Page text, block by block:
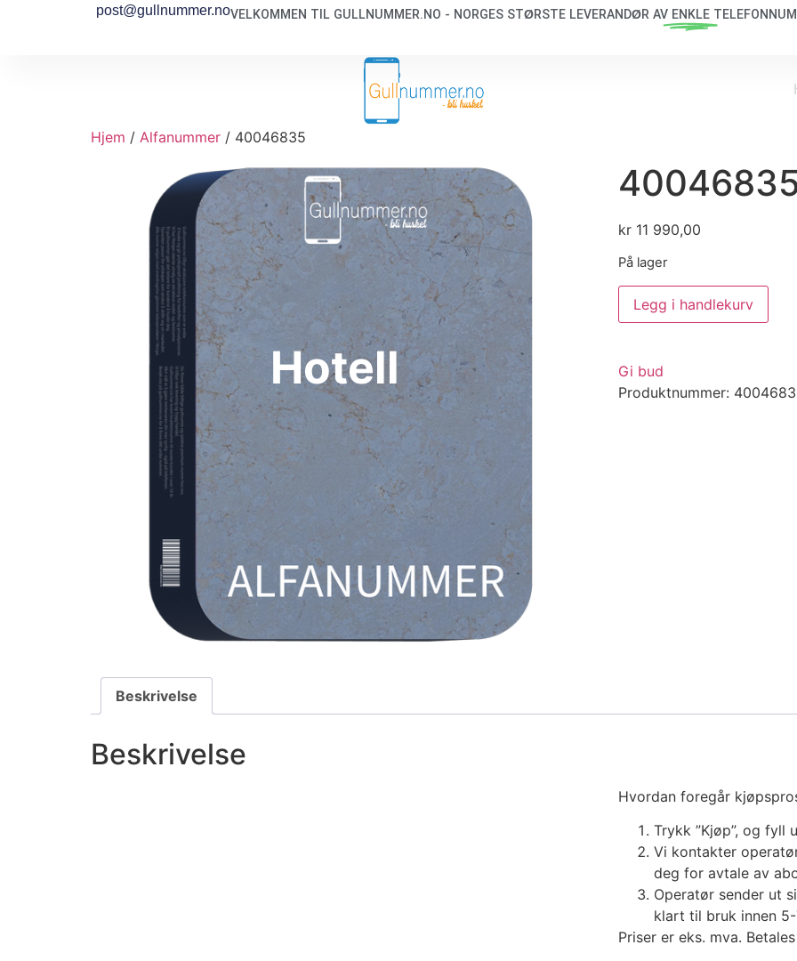
post@gullnummer.noVELKOMMEN TIL GULLNUMMER.NO - NORGES STØRSTE LEVERANDØR AV ENKLE
Hjem / Alfanummer / 40046835
Hotell
kr11 990,00
På lager
Legg i handlekurv
Gi bud
Produktnummer:
Beskrivelse
Beskrivelse
Hvordan foregår
Trykk ”Kjøp”, og fyll
Vi kontakter
deg for avtale av
Operatør sender ut
klart til bruk innen
Priser er eks. mva.